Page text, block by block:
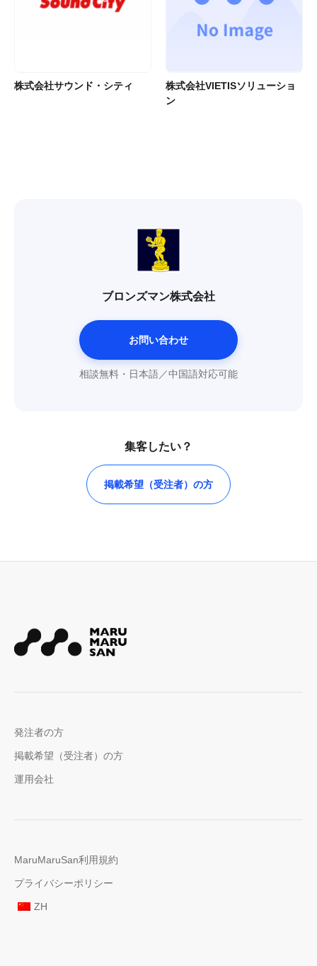
株式会社サウンド・シティ
株式会社VIETISソリューショ
ン
ブロンズマン株式会社
お問い合わせ
相談無料・日本語／中国語対応可能
集客したい？
掲載希望（受注者）の方
発注者の方
掲載希望（受注者）の方
運用会社
MaruMaruSan利用規約
プライバシーポリシー
ZH